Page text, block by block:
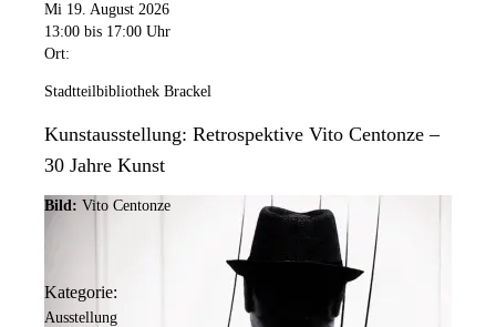
Mi 19. August 2026
13:00 bis 17:00 Uhr
Ort:
Stadtteilbibliothek Brackel
Kunstausstellung: Retrospektive Vito Centonze –
30 Jahre Kunst
Bild: Vito Centonze
Kategorie:
Ausstellung